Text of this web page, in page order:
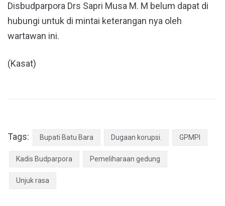
Disbudparpora Drs Sapri Musa M. M belum dapat di
hubungi untuk di mintai keterangan nya oleh
wartawan ini.
(Kasat)
Tags: Bupati Batu Bara Dugaan korupsi. GPMPI
Kadis Budparpora Pemeliharaan gedung
Unjuk rasa